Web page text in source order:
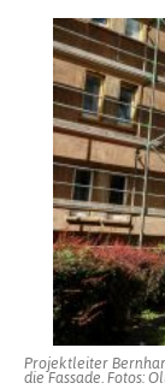
Projektleiter
die Fassade. Fotos: